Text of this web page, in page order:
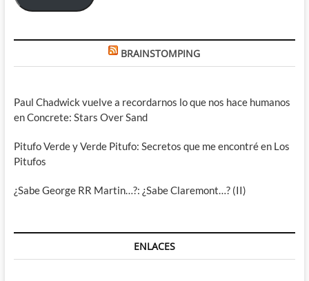
BRAINSTOMPING
Paul Chadwick vuelve a recordarnos lo que nos hace humanos
en Concrete: Stars Over Sand
Pitufo Verde y Verde Pitufo: Secretos que me encontré en Los
Pitufos
¿Sabe George RR Martin…?: ¿Sabe Claremont…? (II)
ENLACES